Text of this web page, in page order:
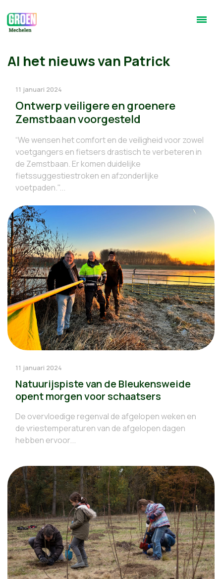
Al het nieuws van Patrick
11 januari 2024
Ontwerp veiligere en groenere
Zemstbaan voorgesteld
“We wensen het comfort en de veiligheid voor zowel
voetgangers en fietsers drastisch te verbeteren in
de Zemstbaan. Er komen duidelijke
fietssuggestiestroken en afzonderlijke
voetpaden."...
11 januari 2024
Natuurijspiste van de Bleukensweide
opent morgen voor schaatsers
De overvloedige regenval de afgelopen weken en
de vriestemperaturen van de afgelopen dagen
hebben ervoor...